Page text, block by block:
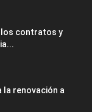
los contratos y
la renovación a